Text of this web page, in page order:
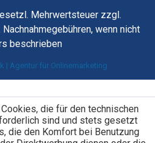
Mehrwertsteuer zzgl.
wenn nicht
beschrieben
| Agentur für Onlinemarketing
die für den technischen
sind und stets gesetzt
die den Komfort bei Benutzung